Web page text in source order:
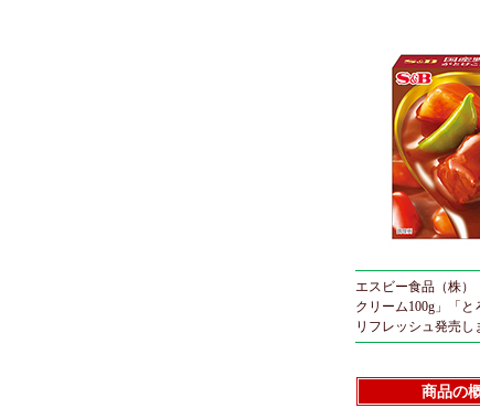
エスビー食品（株）
クリーム100g」「
リフレッシュ発売し
商品の